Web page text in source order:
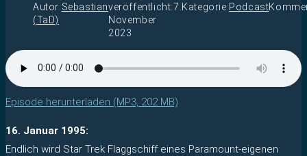
Autor:Sebastian
(TaD)
veröffentlicht:7.
November
2023
Kategorie:Podcast
Episode herunterladen (MP3, 202 MB)
16. Januar 1995:
Endlich wird Star Trek Flaggschiff eines Paramount-eigenen